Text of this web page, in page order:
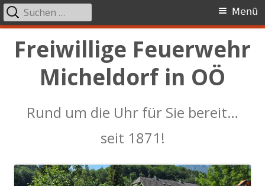
Freiwillige Feuerwehr
Micheldorf in OÖ
Rund um die Uhr für Sie bereit…
seit 1871!
Primäres
Menü
Menü
Suchen
nach: